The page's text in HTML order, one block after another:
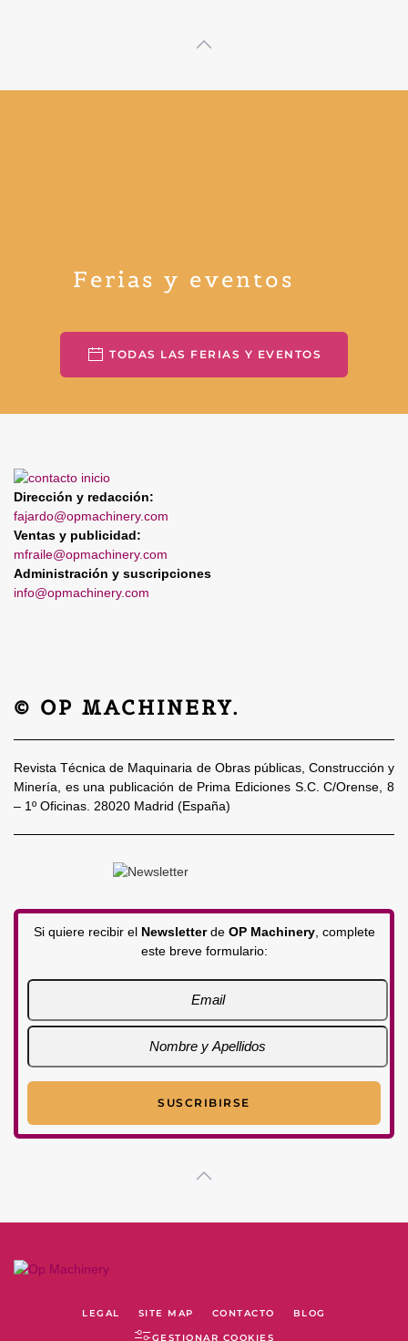
Ferias y eventos
TODAS LAS FERIAS Y EVENTOS
Dirección y redacción:
fajardo@opmachinery.com
Ventas y publicidad:
mfraile@opmachinery.com
Administración y suscripciones
info@opmachinery.com
© OP MACHINERY.
Revista Técnica de Maquinaria de Obras públicas, Construcción y
Minería, es una publicación de Prima Ediciones S.C. C/Orense, 8
– 1º Oficinas. 28020 Madrid (España)
Si quiere recibir el Newsletterde OP Machinery, complete
este breve formulario:
LEGAL SITE MAP CONTACTO BLOG
GESTIONAR COOKIES